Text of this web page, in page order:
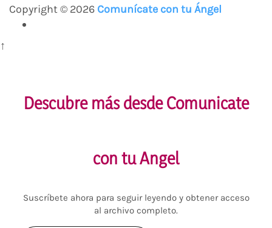
Copyright © 2026 Comunícate con tu Ángel
↑
Descubre más desde Comunicate
con tu Angel
Suscríbete ahora para seguir leyendo y obtener acceso
al archivo completo.